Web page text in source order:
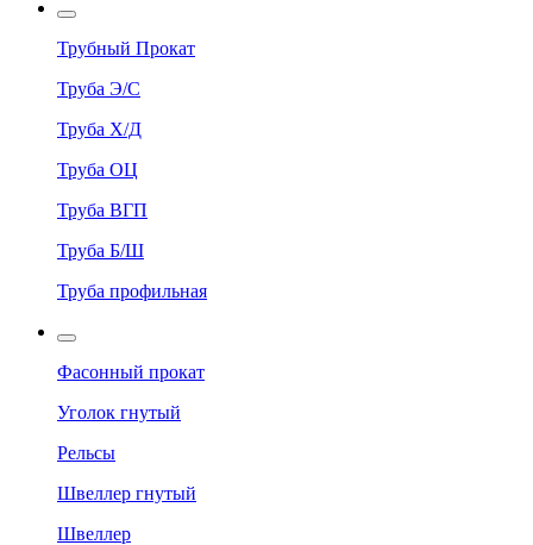
Трубный Прокат
Труба Э/С
Труба Х/Д
Труба ОЦ
Труба ВГП
Труба Б/Ш
Труба профильная
Фасонный прокат
Уголок гнутый
Рельсы
Швеллер гнутый
Швеллер